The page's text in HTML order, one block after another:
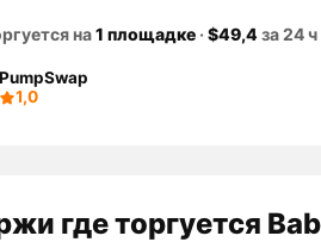
на1 площадке·$49,4за 24 ч
PumpSwap
1,0
где торгуется